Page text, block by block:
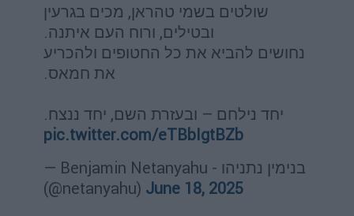
שולטים בשמי טהראן, מכים בגרעין
ובטילים, ורוח העם איתנה.
נחושים להביא את כל החטופים ולהכריע
את חמאס.
יחד נילחם – ובעזרת השם, יחד ננצח.
pic.twitter.com/eTBbIgtBZb
— Benjamin Netanyahu - בנימין נתניהו
(@netanyahu) June 18, 2025